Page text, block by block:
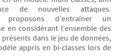
de nouvelles attaques.
proposons d’entraîner un
en considérant l’ensemble des
dans le jeu de données,
appris en bi-classes lors de